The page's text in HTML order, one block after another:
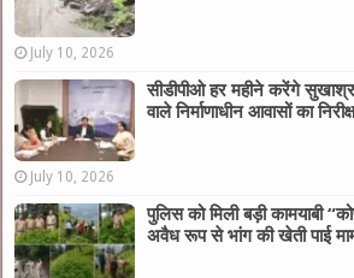
July 10, 2026
सीडीपीओ हर महीने करेंगे
वाले निर्माणाधीन आवासों का
July 10, 2026
पुलिस को मिली बड़ी कामयाबी
अवैध रूप से भांग की खेती पाई